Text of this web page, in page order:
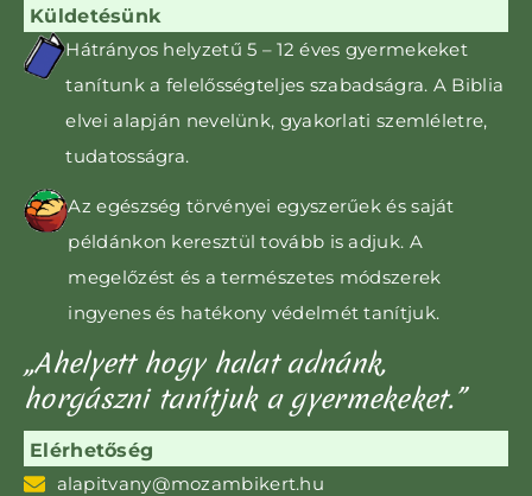
Küldetésünk
Hátrányos helyzetű 5 – 12 éves gyermekeket
tanítunk a felelősségteljes szabadságra. A Biblia
elvei alapján nevelünk, gyakorlati szemléletre,
tudatosságra.
Az egészség törvényei egyszerűek és saját
példánkon keresztül tovább is adjuk. A
megelőzést és a természetes módszerek
ingyenes és hatékony védelmét tanítjuk.
„Ahelyett hogy halat adnánk,
horgászni tanítjuk a gyermekeket.”
Elérhetőség
alapitvany@mozambikert.hu